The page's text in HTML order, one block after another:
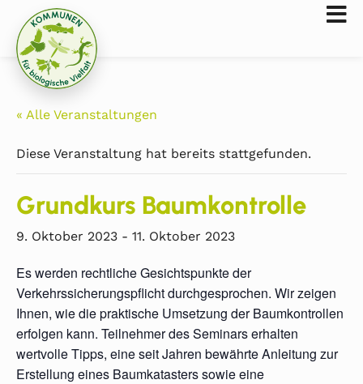
« Alle Veranstaltungen
Diese Veranstaltung hat bereits stattgefunden.
Grundkurs Baumkontrolle
9. Oktober 2023 - 11. Oktober 2023
Es werden rechtliche Gesichtspunkte der
Verkehrssicherungspflicht durchgesprochen. Wir zeigen
Ihnen, wie die praktische Umsetzung der Baumkontrollen
erfolgen kann. Teilnehmer des Seminars erhalten
wertvolle Tipps, eine seit Jahren bewährte Anleitung zur
Erstellung eines Baumkatasters sowie eine